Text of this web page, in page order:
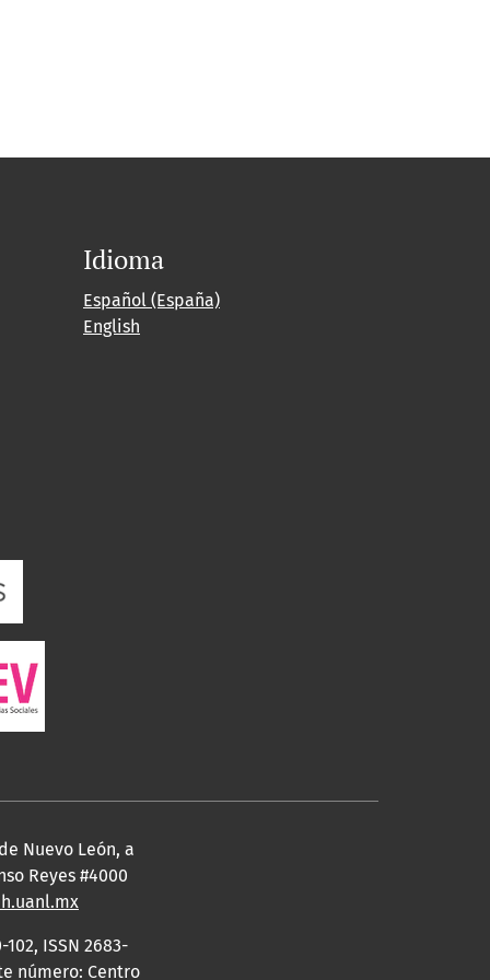
Idioma
Español (España)
English
Nuevo León, a
Reyes #4000
ISSN 2683-
número: Centro